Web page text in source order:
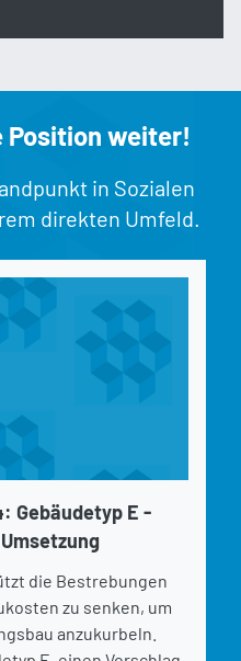
Position weiter!
in Sozialen
direkten Umfeld.
Gebäudetyp E -
die Bestrebungen
zu senken, um
anzukurbeln.